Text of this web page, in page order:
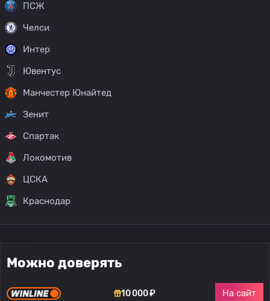
ПСЖ
Челси
Интер
Ювентус
Манчестер Юнайтед
Зенит
Спартак
Локомотив
ЦСКА
Краснодар
Можно доверять
10 000 ₽ На сайт